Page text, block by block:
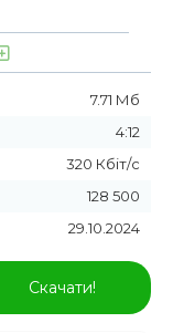
7.71 Мб
4:12
320 Кбіт/с
128 500
29.10.2024
Скачати!